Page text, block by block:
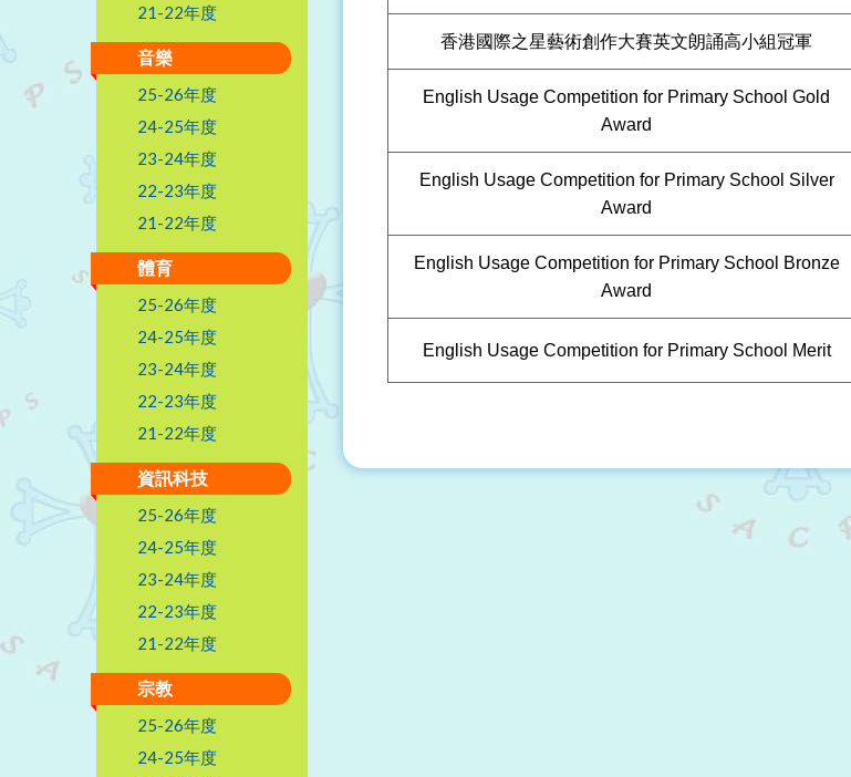
21-22年度
音樂
25-26年度
24-25年度
23-24年度
22-23年度
21-22年度
體育
25-26年度
24-25年度
23-24年度
22-23年度
21-22年度
資訊科技
25-26年度
24-25年度
23-24年度
22-23年度
21-22年度
宗教
25-26年度
24-25年度
香港國際之星藝術創作大賽英文朗誦高小組冠軍
English Usage Competition for Primary School Gold
Award
English Usage Competition for Primary School Silver
Award
English Usage Competition for Primary School Bronze
Award
English Usage Competition for Primary School Merit